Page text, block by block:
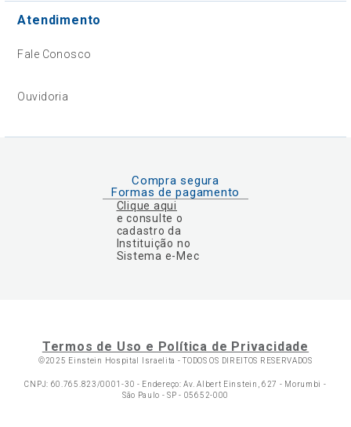
Atendimento
Fale Conosco
Ouvidoria
Compra segura
Formas de pagamento
Clique aqui
e consulte o
cadastro da
Instituição no
Sistema e-Mec
Termos de Uso e Política de Privacidade
©2025 Einstein Hospital Israelita -TODOS OS DIREITOS RESERVADOS
CNPJ: 60.765.823/0001-30 - Endereço: Av. Albert Einstein, 627 - Morumbi -
São Paulo - SP - 05652-000